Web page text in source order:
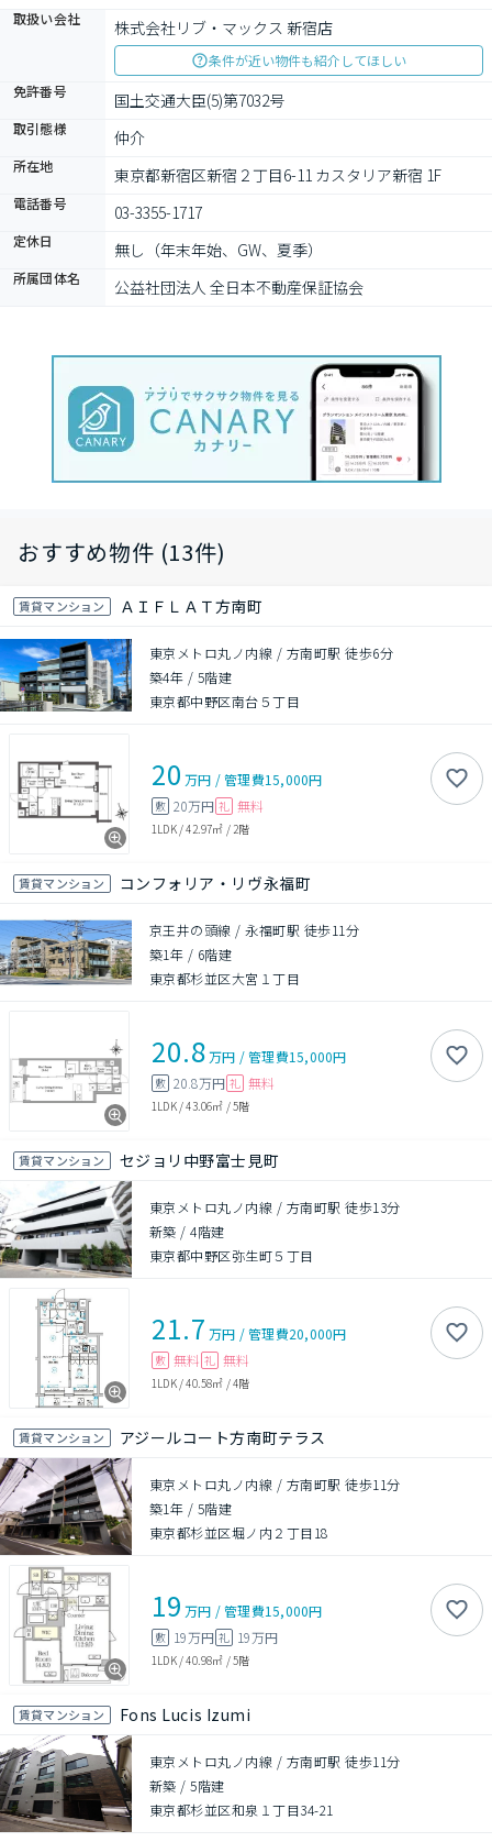
取扱い会社 株式会社リブ・マックス 新宿店
条件が近い物件も紹介してほしい
免許番号
国土交通大臣(5)第7032号
取引態様 仲介
所在地 東京都新宿区新宿２丁目6-11 カスタリア新宿 1F
電話番号 03-3355-1717
定休日 無し（年末年始、GW、夏季）
所属団体名 公益社団法人 全日本不動産保証協会
おすすめ物件 (13件)
賃貸マンション ＡＩＦＬＡＴ方南町
東京メトロ丸ノ内線 / 方南町駅 徒歩6分
築4年 / 5階建
東京都中野区南台５丁目
20 万円 /管理費15,000円
敷 20万円 礼 無料
1LDK/42.97㎡ / 2階
賃貸マンション コンフォリア・リヴ永福町
京王井の頭線 / 永福町駅 徒歩11分
築1年 / 6階建
東京都杉並区大宮１丁目
20.8万円 /管理費15,000円
敷 20.8万円 礼 無料
1LDK/43.06㎡ /5階
賃貸マンション セジョリ中野富士見町
東京メトロ丸ノ内線 / 方南町駅 徒歩13分
新築 /4階建
東京都中野区弥生町５丁目
21.7 万円 /管理費20,000円
敷 無料 礼 無料
1LDK/40.58㎡ /4階
賃貸マンション アジールコート方南町テラス
東京メトロ丸ノ内線 / 方南町駅 徒歩11分
築1年 / 5階建
東京都杉並区堀ノ内２丁目18
19 万円 /管理費15,000円
敷 19万円 礼 19万円
1LDK/40.98㎡ /5階
賃貸マンション Fons Lucis Izumi
東京メトロ丸ノ内線 / 方南町駅 徒歩11分
新築 /5階建
東京都杉並区和泉１丁目34-21